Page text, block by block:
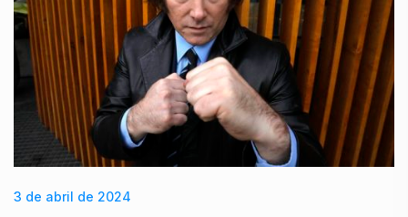
3 de abril de 2024